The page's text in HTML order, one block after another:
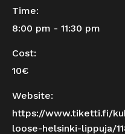
Time:
8:00 pm - 11:30 pm
Cost:
10€
Website:
https://www.tiketti.fi/
loose-helsinki-lippuja/